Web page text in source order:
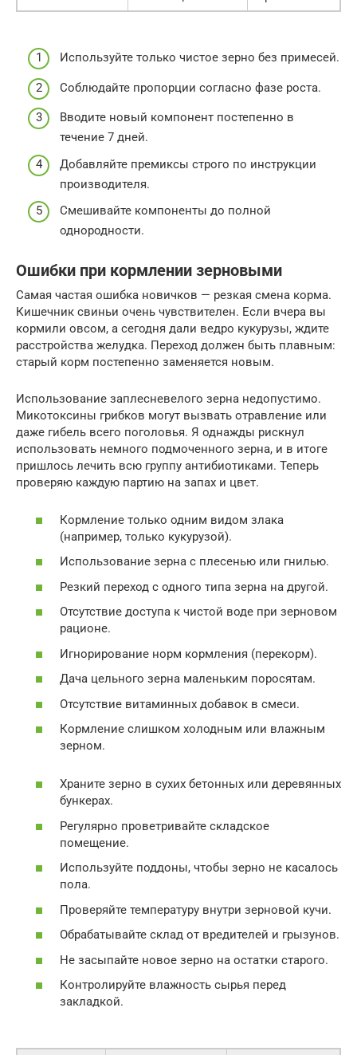
Используйте только чистое зерно без примесей.
Соблюдайте пропорции согласно фазе роста.
Вводите новый компонент постепенно в
течение 7 дней.
Добавляйте премиксы строго по инструкции
производителя.
Смешивайте компоненты до полной
однородности.
Ошибки при кормлении зерновыми
Самая частая ошибка новичков — резкая смена корма.
Кишечник свиньи очень чувствителен. Если вчера вы
кормили овсом, а сегодня дали ведро кукурузы, ждите
расстройства желудка. Переход должен быть плавным:
старый корм постепенно заменяется новым.
Использование заплесневелого зерна недопустимо.
Микотоксины грибков могут вызвать отравление или
даже гибель всего поголовья. Я однажды рискнул
использовать немного подмоченного зерна, и в итоге
пришлось лечить всю группу антибиотиками. Теперь
проверяю каждую партию на запах и цвет.
Кормление только одним видом злака
(например, только кукурузой).
Использование зерна с плесенью или гнилью.
Резкий переход с одного типа зерна на другой.
Отсутствие доступа к чистой воде при зерновом
рационе.
Игнорирование норм кормления (перекорм).
Дача цельного зерна маленьким поросятам.
Отсутствие витаминных добавок в смеси.
Кормление слишком холодным или влажным
зерном.
Храните зерно в сухих бетонных или деревянных
бункерах.
Регулярно проветривайте складское
помещение.
Используйте поддоны, чтобы зерно не касалось
пола.
Проверяйте температуру внутри зерновой кучи.
Обрабатывайте склад от вредителей и грызунов.
Не засыпайте новое зерно на остатки старого.
Контролируйте влажность сырья перед
закладкой.